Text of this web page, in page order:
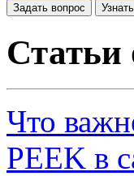
Задать вопрос
Статьи
Что
PEEK в